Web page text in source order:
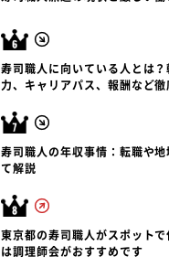
寿司職人に向いている人とは
力、キャリアパス、報酬など徹
寿司職人の年収事情：転職や
て解説
東京都の寿司職人がスポット
は調理師会がおすすめです